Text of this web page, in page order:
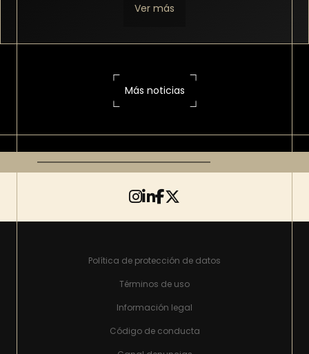
septiembre en atresplayer
Ver más
Más noticias
Política de protección de datos
Términos de uso
Información legal
Código de conducta